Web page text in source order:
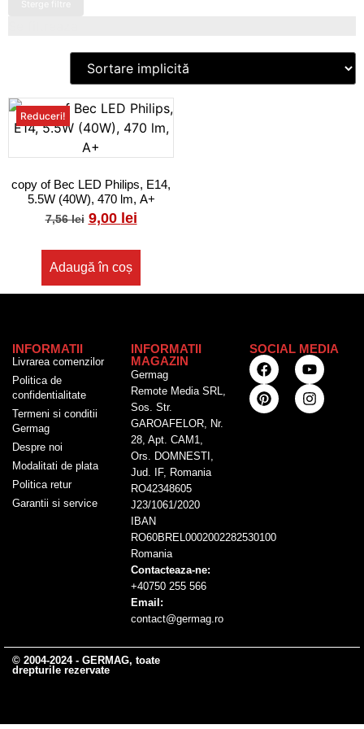
Sterge filtre
Reduceri!
copy of Bec LED Philips, E14,
5.5W (40W), 470 lm, A+
7,56lei 9,00 lei
Adaugă în coș
INFORMATII
Livrarea comenzilor
Politica de
confidentialitate
Termeni si conditii
Germag
Despre noi
Modalitati de plata
Politica retur
Garantii si service
INFORMATII
MAGAZIN
Germag
Remote Media SRL,
Sos. Str.
GAROAFELOR, Nr.
28, Apt. CAM1,
Ors. DOMNESTI,
Jud. IF, Romania
RO42348605
J23/1061/2020
IBAN
RO60BREL0002002282530100
Romania
Contacteaza-ne:
+40750 255 566
Email:
contact@germag.ro
SOCIAL MEDIA
© 2004-2024 - GERMAG, toate
drepturile rezervate